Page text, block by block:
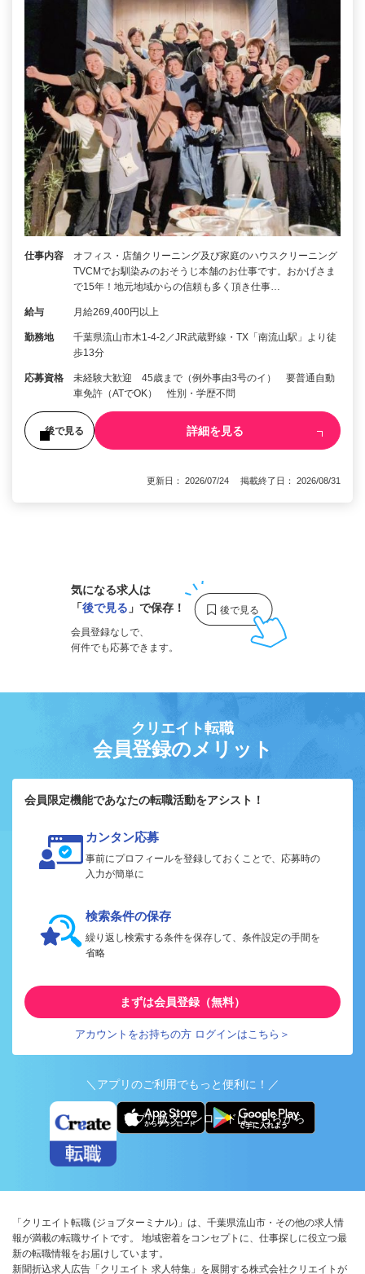
仕事内容
オフィス・店舗クリーニング及び家庭のハウスクリーニング
TVCMでお馴染みのおそうじ本舗のお仕事です。おかげさま
で15年！地元地域からの信頼も多く頂き仕事…
給与 月給269,400円以上
勤務地
千葉県流山市木1-4-2／JR武蔵野線・TX「南流山駅」より徒
歩13分
応募資格
未経験大歓迎 45歳まで（例外事由3号のイ） 要普通自動
車免許（ATでOK） 性別・学歴不問
後で見る 詳細を見る
更新日： 2026/07/24 掲載終了日： 2026/08/31
気になる求人は
「後で見る 」で保存！
会員登録なしで、
何件でも応募できます。
クリエイト転職
会員登録のメリット
会員限定機能であなたの転職活動をアシスト！
カンタン応募
事前にプロフィールを登録しておくことで、応募時の
入力が簡単に
検索条件の保存
繰り返し検索する条件を保存して、条件設定の手間を
省略
まずは会員登録（無料）
アカウントをお持ちの方 ログインはこちら＞
＼アプリのご利用でもっと便利に！／
アプリ版ダウンロードはこちらから
「クリエイト転職 (ジョブターミナル)」は、千葉県流山市・その他の求人情
報が満載の転職サイトです。 地域密着をコンセプトに、仕事探しに役立つ最
新の転職情報をお届けしています。
新聞折込求人広告「クリエイト 求人特集」を展開する株式会社クリエイトが